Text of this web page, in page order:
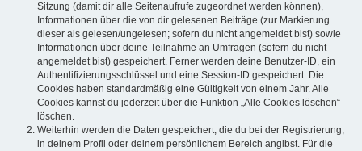
Sitzung (damit dir alle Seitenaufrufe zugeordnet werden können),
Informationen über die von dir gelesenen Beiträge (zur Markierung
dieser als gelesen/ungelesen; sofern du nicht angemeldet bist) sowie
Informationen über deine Teilnahme an Umfragen (sofern du nicht
angemeldet bist) gespeichert. Ferner werden deine Benutzer-ID, ein
Authentifizierungsschlüssel und eine Session-ID gespeichert. Die
Cookies haben standardmäßig eine Gültigkeit von einem Jahr. Alle
Cookies kannst du jederzeit über die Funktion „Alle Cookies löschen“
löschen.
Weiterhin werden die Daten gespeichert, die du bei der Registrierung,
in deinem Profil oder deinem persönlichem Bereich angibst. Für die